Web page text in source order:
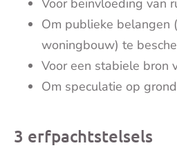
Voor beïnvloeding van
Om publieke belangen
woningbouw) te
Voor een stabiele bron
Om speculatie op
3 erfpachtstelsels